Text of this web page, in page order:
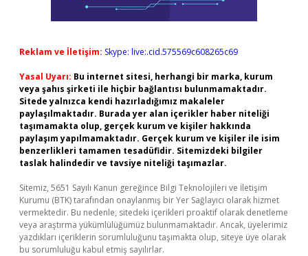
Reklam ve İletişim: Skype: live:.cid.575569c608265c69
Yasal Uyarı: Bu internet sitesi, herhangi bir marka, kurum
veya şahıs şirketi ile hiçbir bağlantısı bulunmamaktadır.
Sitede yalnızca kendi hazırladığımız makaleler
paylaşılmaktadır. Burada yer alan içerikler haber niteliği
taşımamakta olup, gerçek kurum ve kişiler hakkında
paylaşım yapılmamaktadır. Gerçek kurum ve kişiler ile isim
benzerlikleri tamamen tesadüfidir. Sitemizdeki bilgiler
taslak halindedir ve tavsiye niteliği taşımazlar.
Sitemiz, 5651 Sayılı Kanun gereğince Bilgi Teknolojileri ve İletişim
Kurumu (BTK) tarafından onaylanmış bir Yer Sağlayıcı olarak hizmet
vermektedir. Bu nedenle, sitedeki içerikleri proaktif olarak denetleme
veya araştırma yükümlülüğümüz bulunmamaktadır. Ancak, üyelerimiz
yazdıkları içeriklerin sorumluluğunu taşımakta olup, siteye üye olarak
bu sorumluluğu kabul etmiş sayılırlar.